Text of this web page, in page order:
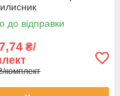
до відправки
₴/
комплект